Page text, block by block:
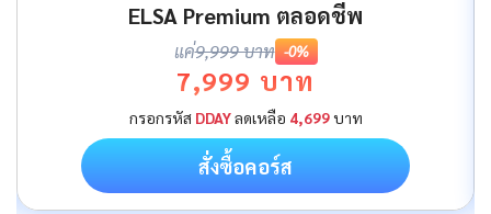
ELSA Premium ตลอดชีพ
แค่9,999 บาท -0%
7,999 บาท
กรอกรหัส DDAYลดเหลือ 4,699บาท
สั่งซื้อคอร์ส